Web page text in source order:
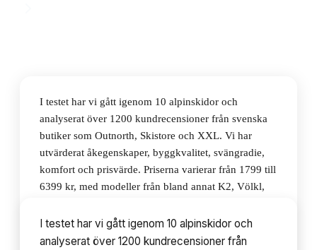
I testet har vi gått igenom 10 alpinskidor och
analyserat över 1200 kundrecensioner från svenska
butiker som Outnorth, Skistore och XXL. Vi har
utvärderat åkegenskaper, byggkvalitet, svängradie,
komfort och prisvärde. Priserna varierar från 1799 till
6399 kr, med modeller från bland annat K2, Völkl,
Innehållsförteckning 10avsnitt
I testet har vi gått igenom 10 alpinskidor och
analyserat över 1200 kundrecensioner från